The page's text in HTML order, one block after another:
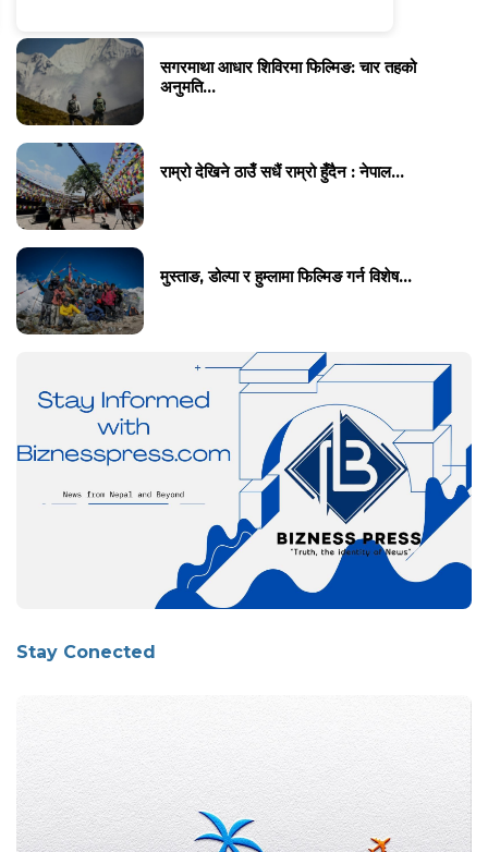
सगरमाथा आधार शिविरमा फिल्मिङ: चार तहको
अनुमति...
राम्रो देखिने ठाउँ सधैं राम्रो हुँदैन : नेपाल...
मुस्ताङ, डोल्पा र हुम्लामा फिल्मिङ गर्न विशेष...
Stay Conected